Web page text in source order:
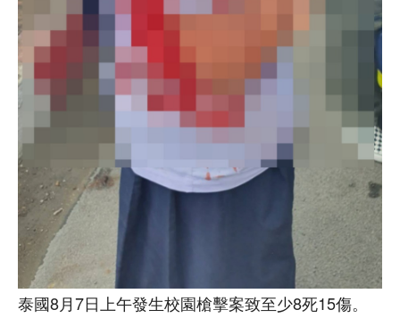
泰國8月7日上午發生校園槍擊案致至少8死15傷。